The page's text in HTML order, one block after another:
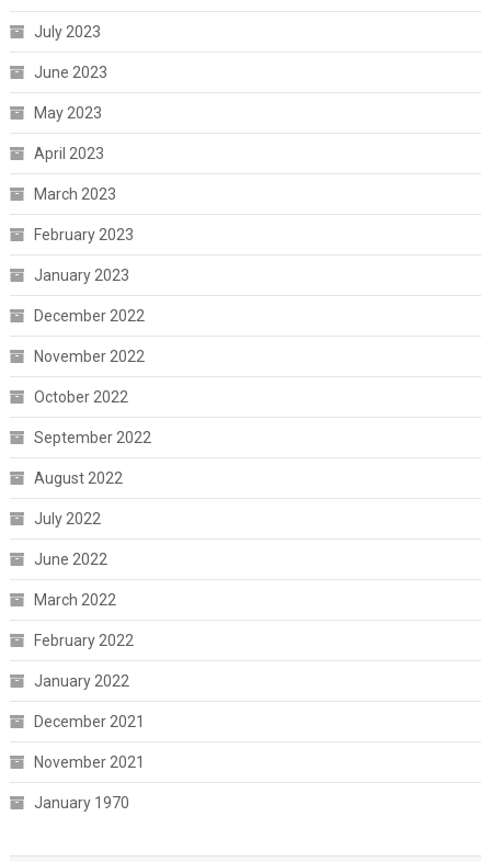
July 2023
June 2023
May 2023
April 2023
March 2023
February 2023
January 2023
December 2022
November 2022
October 2022
September 2022
August 2022
July 2022
June 2022
March 2022
February 2022
January 2022
December 2021
November 2021
January 1970